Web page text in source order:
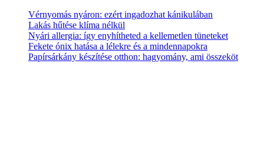
Vérnyomás nyáron: ezért ingadozhat kánikulában
Lakás hűtése klíma nélkül
Nyári allergia: így enyhítheted a kellemetlen tüneteket
Fekete ónix hatása a lélekre és a mindennapokra
Papírsárkány készítése otthon: hagyomány, ami összeköt